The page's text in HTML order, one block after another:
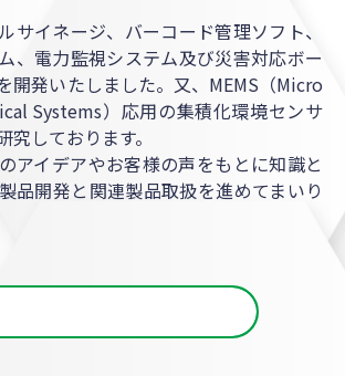
サイネージ、バーコード管理ソフト、
、電力監視システム及び災害対応ボー
開発いたしました。又、MEMS（Micro
Systems）応用の集積化環境センサ
しております。
アイデアやお客様の声をもとに知識と
品開発と関連製品取扱を進めてまいり